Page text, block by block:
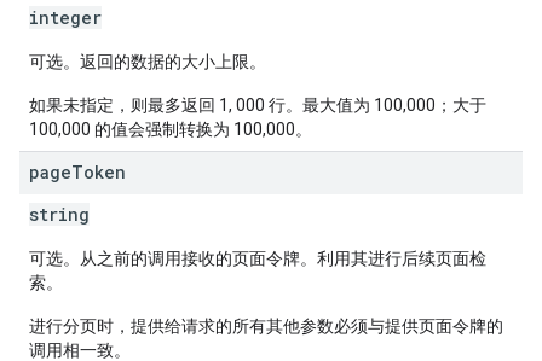
integer
可选。返回的数据的大小上限。
如果未指定，则最多返回 1, 000 行。最大值为 100,000；大于
100,000 的值会强制转换为 100,000。
pageToken
string
可选。从之前的调用接收的页面令牌。利用其进行后续页面检
索。
进行分页时，提供给请求的所有其他参数必须与提供页面令牌的
调用相一致。